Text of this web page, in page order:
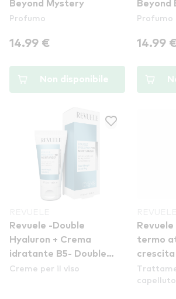
Beyond Mystery
Profumo
14.99 €
Non disponibile
Beyond
Profumo
14.99
Revuele -Double
Hyaluron + Crema
idratante B5- Double
Hyaluron + B5
Creme per il viso
termo
crescita
Thermo
Hair
capelluto